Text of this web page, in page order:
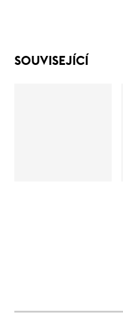
SOUVISEJÍCÍ